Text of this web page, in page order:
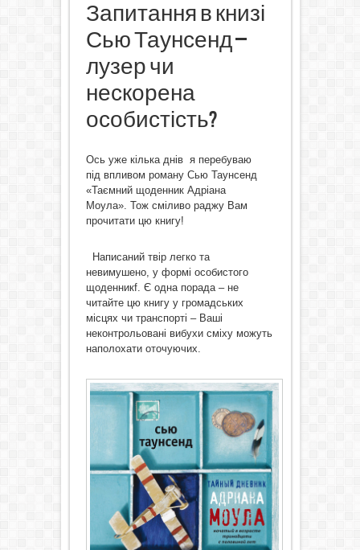
Запитання в книзі
Сью Таунсенд –
лузер чи
нескорена
особистість?
Ось уже кілька днів я перебуваю
під впливом роману Сью Таунсенд
«Таємний щоденник Адріана
Моула». Тож сміливо раджу Вам
прочитати цю книгу!
Написаний твір легко та
невимушено, у формі особистого
щоденникf. Є одна порада – не
читайте цю книгу у громадських
місцях чи транспорті – Ваші
неконтрольовані вибухи сміху можуть
наполохати оточуючих.